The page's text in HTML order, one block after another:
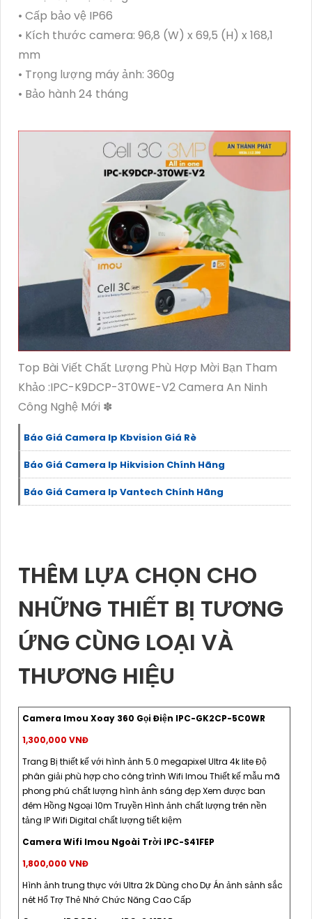
• Cấp bảo vệ IP66
• Kích thước camera: 96,8 (W) x 69,5 (H) x 168,1
mm
• Trọng lượng máy ảnh: 360g
• Bảo hành 24 tháng
Top Bài Viết Chất Lượng Phù Hợp Mời Bạn Tham
Khảo :IPC-K9DCP-3T0WE-V2 Camera An Ninh
Công Nghệ Mới ✽
Báo Giá Camera Ip Kbvision Giá Rè
Báo Giá Camera Ip Hikvision Chính Hãng
Báo Giá Camera Ip Vantech Chính Hãng
THÊM LỰA CHỌN CHO
NHỮNG THIẾT BỊ TƯƠNG
ỨNG CÙNG LOẠI VÀ
THƯƠNG HIỆU
Camera Imou Xoay 360 Gọi Điện IPC-GK2CP-5C0WR
1,300,000 VNĐ
Trang Bị thiết kế với hình ảnh 5.0 megapixel Ultra 4k lite Độ
phân giải phù hợp cho công trình Wifi Imou Thiết kế mẫu mã
phong phú chất lượng hình ảnh sáng đẹp Xem được ban
đêm Hồng Ngoại 10m Truyền Hình ảnh chất lượng trên nền
tảng IP Wifi Digital chất lượng tiết kiệm
Camera Wifi Imou Ngoài Trời IPC-S41FEP
1,800,000 VNĐ
Hình ảnh trung thực với Ultra 2k Dùng cho Dự Án ảnh sảnh sắc
nét Hổ Trợ Thẻ Nhớ Chức Năng Cao Cấp